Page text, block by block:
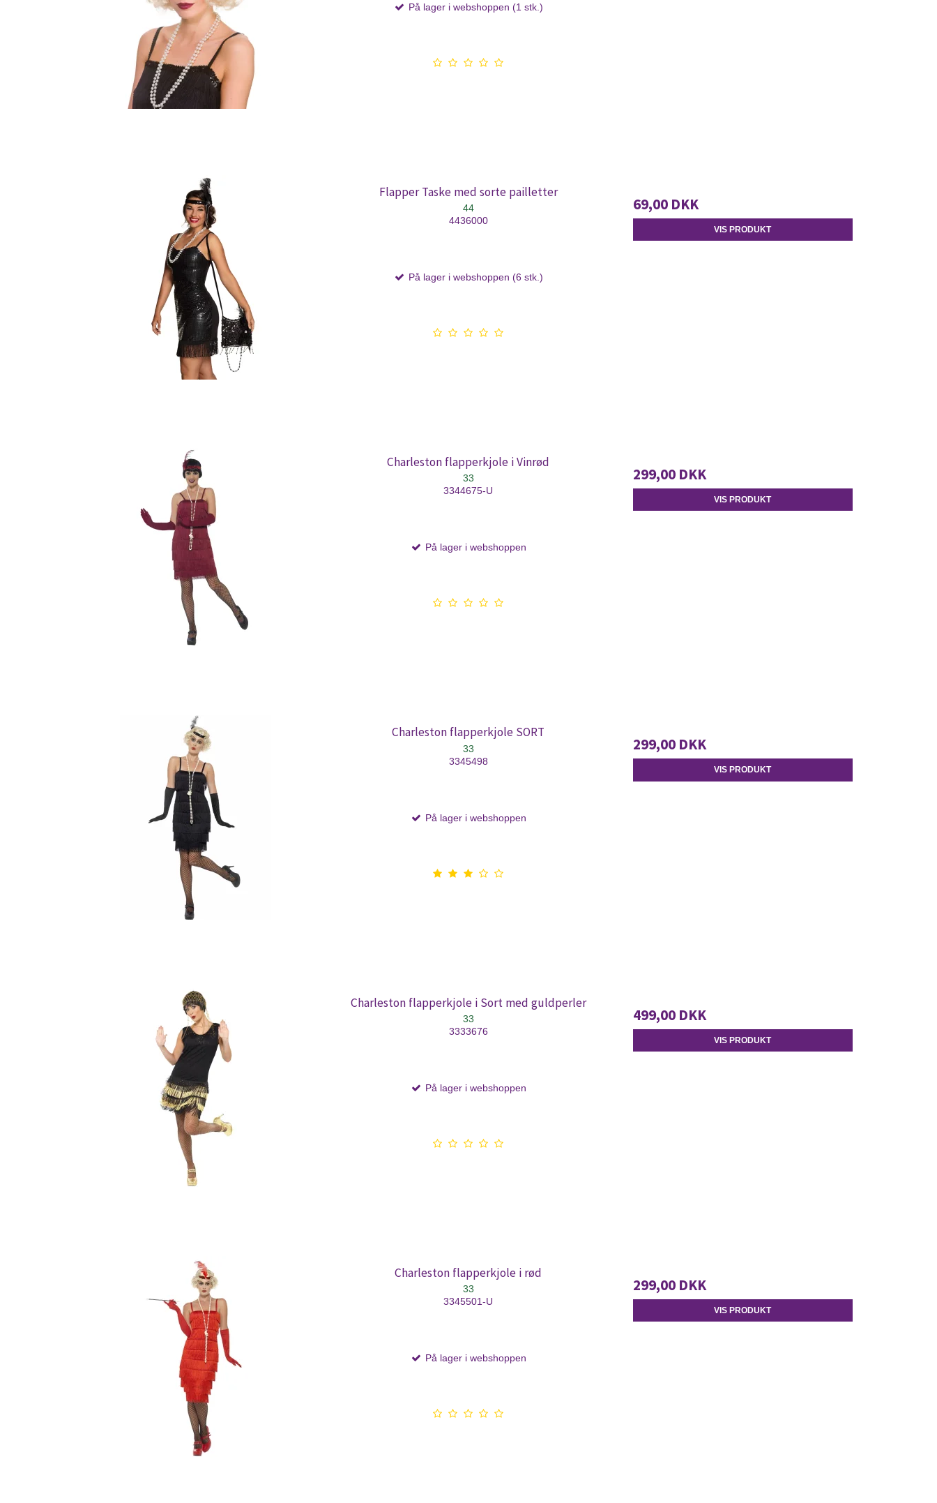
På lager i webshoppen (1 stk.)
Flapper Taske med sorte pailletter
44
4436000
På lager i webshoppen (6 stk.)
69,00 DKK
VIS PRODUKT
Charleston flapperkjole i Vinrød
33
3344675-U
På lager i webshoppen
299,00 DKK
VIS PRODUKT
Charleston flapperkjole SORT
33
3345498
På lager i webshoppen
299,00 DKK
VIS PRODUKT
Charleston flapperkjole i Sort med guldperler
33
3333676
På lager i webshoppen
499,00 DKK
VIS PRODUKT
Charleston flapperkjole i rød
33
3345501-U
På lager i webshoppen
299,00 DKK
VIS PRODUKT